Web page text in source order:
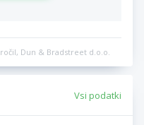
Dun & Bradstreet d.o.o.
Vsi podatki